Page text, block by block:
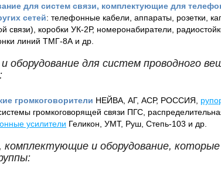
для систем связи, комплектующие для
сетей: телефонные кабели, аппараты, розетки,
связи), коробки УК-2Р, номеронабиратели,
линий ТМГ-8А и др.
оборудование для систем проводного
громкоговорители НЕЙВА, АГ, АСР, РОССИЯ,
громкоговорящей связи ПГС,
усилители Геликон, УМТ, Руш, Степь-103 и др.
и оборудование,